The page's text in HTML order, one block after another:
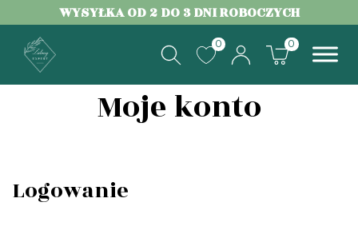
WYSYŁKA OD 2 DO 3 DNI ROBOCZYCH
0 0
Moje konto
Logowanie